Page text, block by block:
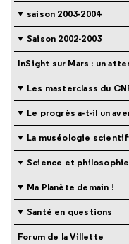
saison 2003-2004
Saison 2002-2003
InSight sur Mars : un
Les masterclass du
Le progrès a-t-il un
La muséologie
Science et philosophie
Ma Planète demain !
Santé en questions
Forum de la Villette